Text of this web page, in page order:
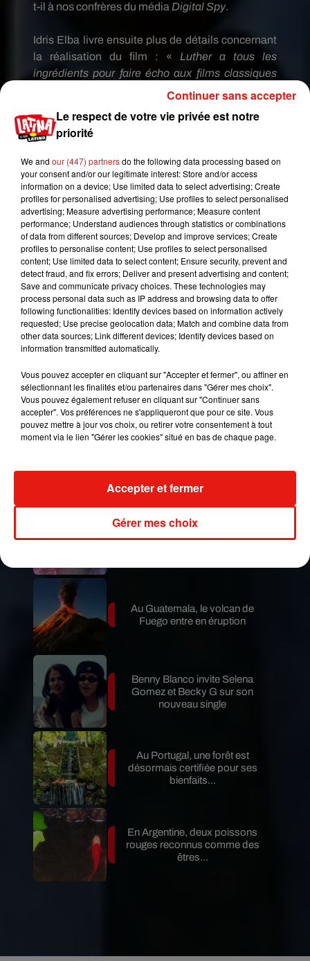
Publié : 27 décembre 2018 à 16h00 par Aurélie
Amcn
t-il à nos confrères du média DigitalSpy.
Idris Elba livre ensuite plus de détails concernant
la réalisation du film :
« Luther a tous les
ingrédients pour faire écho aux films classiques
Nous voulons le présenter
très près !
Mundo Latino
Karol G dévoile la tracklist de
son nouvel album… avec des
Au Guatemala, le volcan de
Fuego entre en éruption
Benny Blanco invite Selena
Gomez et Becky G sur son
nouveau single
Au Portugal, une forêt est
désormais certifiée pour ses
bienfaits...
En Argentine, deux poissons
rouges reconnus comme des
êtres...
Le respect de votre vie privée est notre
priorité
We and our (447) partnersdo the following data processing based on
your consent and/or our legitimate interest: Store and/or access
information on a device; Use limited data to select advertising; Create
profiles for personalised advertising; Use profiles to select personalised
advertising; Measure advertising performance; Measure content
performance; Understand audiences through statistics or combinations
of data from different sources; Develop and improve services; Create
profiles to personalise content; Use profiles to select personalised
content; Use limited data to select content; Ensure security, prevent and
detect fraud, and fix errors; Deliver and present advertising and content;
Save and communicate privacy choices. These technologies may
process personal data such as IP address and browsing data to offer
following functionalities: Identify devices based on information actively
requested; Use precise geolocation data; Match and combine data from
other data sources; Link different devices; Identify devices based on
information transmitted automatically.
Vous pouvez accepter en cliquant sur "Accepter et fermer", ou affiner en
sélectionnant les finalités et/ou partenaires dans "Gérer mes choix".
Vous pouvez également refuser en cliquant sur "Continuer sans
accepter". Vos préférences ne s'appliqueront que pour ce site. Vous
pouvez mettre à jour vos choix, ou retirer votre consentement à tout
moment via le lien "Gérer les cookies" situé en bas de chaque page.
Gérer mes choix
Accepter et fermer
Continuer sans accepter